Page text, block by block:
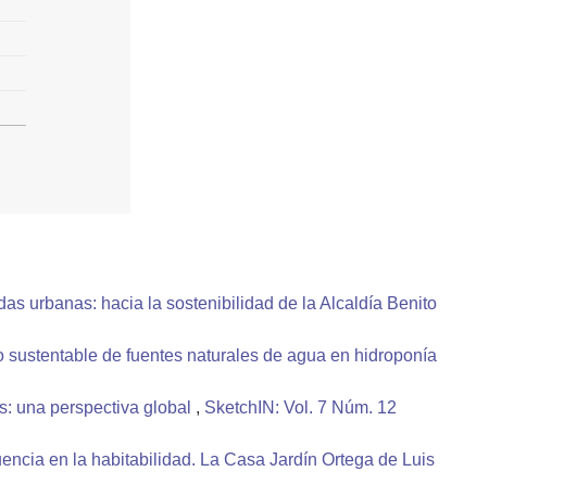
urbanas: hacia la sostenibilidad de la Alcaldía Benito
de fuentes naturales de agua en hidroponía
una perspectiva global , SketchIN: Vol. 7 Núm. 12
en la habitabilidad. La Casa Jardín Ortega de Luis